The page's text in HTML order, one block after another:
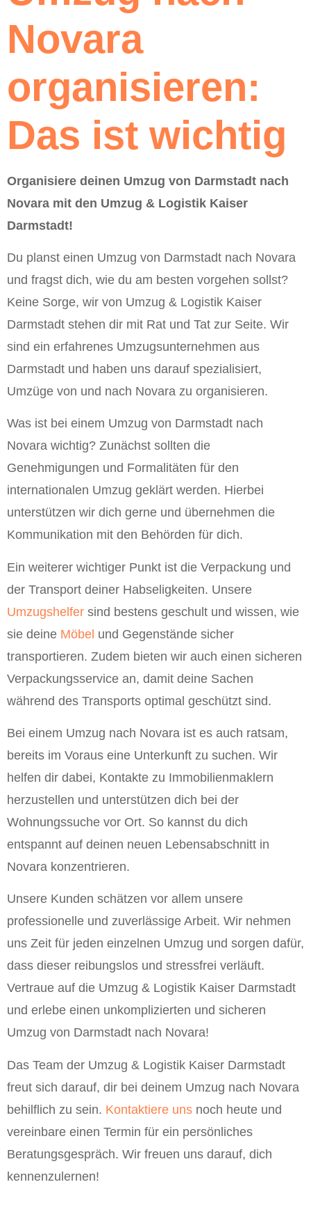
Novara
organisieren:
Das ist wichtig
Organisiere deinen Umzug von Darmstadt nach
Novara mit den Umzug & Logistik Kaiser
Darmstadt!
Du planst einen Umzug von Darmstadt nach Novara
und fragst dich, wie du am besten vorgehen sollst?
Keine Sorge, wir von Umzug & Logistik Kaiser
Darmstadt stehen dir mit Rat und Tat zur Seite. Wir
sind ein erfahrenes Umzugsunternehmen aus
Darmstadt und haben uns darauf spezialisiert,
Umzüge von und nach Novara zu organisieren.
Was ist bei einem Umzug von Darmstadt nach
Novara wichtig? Zunächst sollten die
Genehmigungen und Formalitäten für den
internationalen Umzug geklärt werden. Hierbei
unterstützen wir dich gerne und übernehmen die
Kommunikation mit den Behörden für dich.
Ein weiterer wichtiger Punkt ist die Verpackung und
der Transport deiner Habseligkeiten. Unsere
Umzugshelfer sind bestens geschult und wissen, wie
sie deine Möbel und Gegenstände sicher
transportieren. Zudem bieten wir auch einen sicheren
Verpackungsservice an, damit deine Sachen
während des Transports optimal geschützt sind.
Bei einem Umzug nach Novara ist es auch ratsam,
bereits im Voraus eine Unterkunft zu suchen. Wir
helfen dir dabei, Kontakte zu Immobilienmaklern
herzustellen und unterstützen dich bei der
Wohnungssuche vor Ort. So kannst du dich
entspannt auf deinen neuen Lebensabschnitt in
Novara konzentrieren.
Unsere Kunden schätzen vor allem unsere
professionelle und zuverlässige Arbeit. Wir nehmen
uns Zeit für jeden einzelnen Umzug und sorgen dafür,
dass dieser reibungslos und stressfrei verläuft.
Vertraue auf die Umzug & Logistik Kaiser Darmstadt
und erlebe einen unkomplizierten und sicheren
Umzug von Darmstadt nach Novara!
Das Team der Umzug & Logistik Kaiser Darmstadt
freut sich darauf, dir bei deinem Umzug nach Novara
behilflich zu sein. Kontaktiere uns noch heute und
vereinbare einen Termin für ein persönliches
Beratungsgespräch. Wir freuen uns darauf, dich
kennenzulernen!